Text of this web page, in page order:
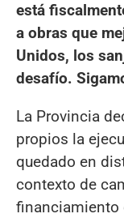
está
a obras que
Unidos, los
desafío.
La Provincia
propios la
quedado en
contexto de
financiamiento